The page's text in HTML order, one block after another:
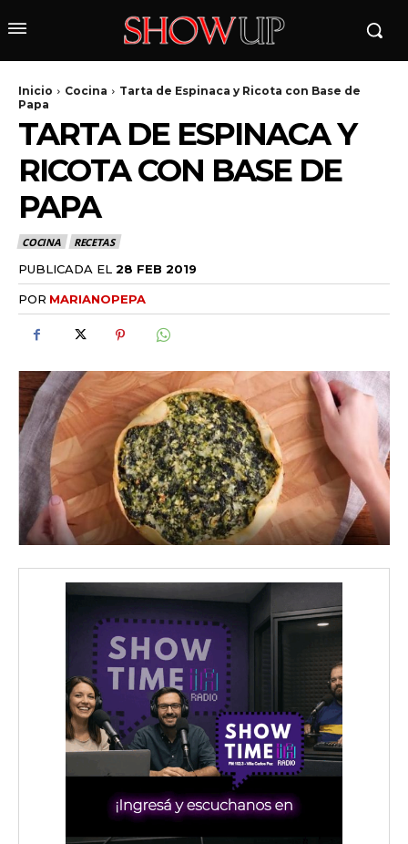
Inicio Cocina
Tarta de Espinaca y Ricota con Base de
Papa
TARTA DE ESPINACA Y
RICOTA CON BASE DE
PAPA
COCINA RECETAS
PUBLICADA EL 28 FEB 2019
POR MARIANOPEPA